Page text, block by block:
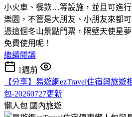
小火車、餐飲…等設施，並且可進
樂園，不管是大朋友、小朋友來都
憑這個冬山景點門票，隔壁天使星
免費使用呢！
繼續閱讀
1週前
【分享】易遊網ezTravel住宿與旅
包-20260727更新
懶人包 國內旅遊